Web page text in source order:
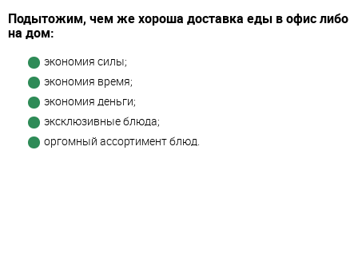
Подытожим, чем же хороша доставка еды в офис либо
на дом:
экономия силы;
экономия время;
экономия деньги;
эксклюзивные блюда;
оргомный ассортимент блюд.